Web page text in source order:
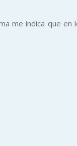
me indica que en